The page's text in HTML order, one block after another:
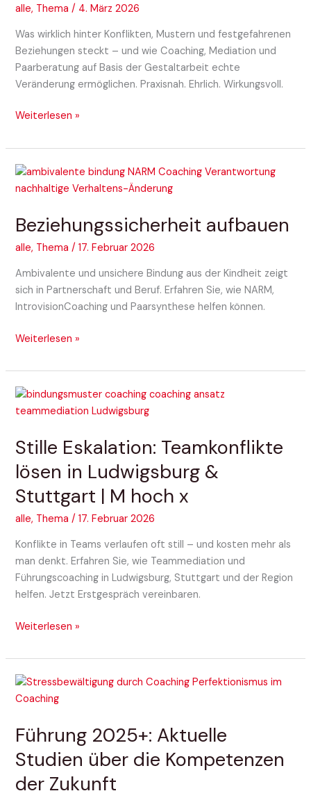
alle, Thema / 4. März 2026
Was wirklich hinter Konflikten, Mustern und festgefahrenen
Beziehungen steckt – und wie Coaching, Mediation und
Paarberatung auf Basis der Gestaltarbeit echte
Veränderung ermöglichen. Praxisnah. Ehrlich. Wirkungsvoll.
Unbequeme
Weiterlesen »
Beziehungssicherheit aufbauen
alle, Thema /17. Februar 2026
Ambivalente und unsichere Bindung aus der Kindheit zeigt
sich in Partnerschaft und Beruf. Erfahren Sie, wie NARM,
IntrovisionCoaching und Paarsynthese helfen können.
Beziehungssicherheit
aufbauen
Weiterlesen »
Stille Eskalation: Teamkonflikte
lösen in Ludwigsburg &
Stuttgart | M hoch x
alle, Thema /17. Februar 2026
Konflikte in Teams verlaufen oft still – und kosten mehr als
man denkt. Erfahren Sie, wie Teammediation und
Führungscoaching in Ludwigsburg, Stuttgart und der Region
helfen. Jetzt Erstgespräch vereinbaren.
Stille
Eskalation:
lösen
Ludwigsburg
&
M
hoch
x
Weiterlesen »
Führung 2025+: Aktuelle
Studien über die Kompetenzen
der Zukunft
Führung
2025+:
Studien
die
Kompetenzen